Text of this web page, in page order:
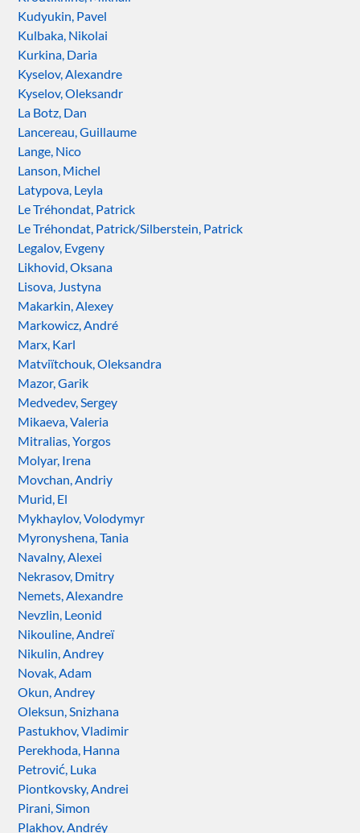
Kudyukin, Pavel
Kulbaka, Nikolai
Kurkina, Daria
Kyselov, Alexandre
Kyselov, Oleksandr
La Botz, Dan
Lancereau, Guillaume
Lange, Nico
Lanson, Michel
Latypova, Leyla
Le Tréhondat, Patrick
Le Tréhondat, Patrick/Silberstein, Patrick
Legalov, Evgeny
Likhovid, Oksana
Lisova, Justyna
Makarkin, Alexey
Markowicz, André
Marx, Karl
Matviïtchouk, Oleksandra
Mazor, Garik
Medvedev, Sergey
Mikaeva, Valeria
Mitralias, Yorgos
Molyar, Irena
Movchan, Andriy
Murid, El
Mykhaylov, Volodymyr
Myronyshena, Tania
Navalny, Alexei
Nekrasov, Dmitry
Nemets, Alexandre
Nevzlin, Leonid
Nikouline, Andreï
Nikulin, Andrey
Novak, Adam
Okun, Andrey
Oleksun, Snizhana
Pastukhov, Vladimir
Perekhoda, Hanna
Petrović, Luka
Piontkovsky, Andrei
Pirani, Simon
Plakhov, Andréy